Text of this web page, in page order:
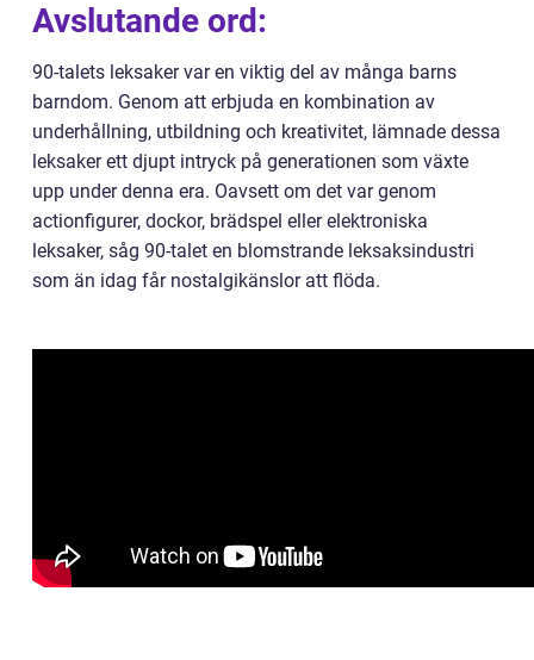
Avslutande ord:
90-talets leksaker var en viktig del av många barns
barndom. Genom att erbjuda en kombination av
underhållning, utbildning och kreativitet, lämnade dessa
leksaker ett djupt intryck på generationen som växte
upp under denna era. Oavsett om det var genom
actionfigurer, dockor, brädspel eller elektroniska
leksaker, såg 90-talet en blomstrande leksaksindustri
som än idag får nostalgikänslor att flöda.